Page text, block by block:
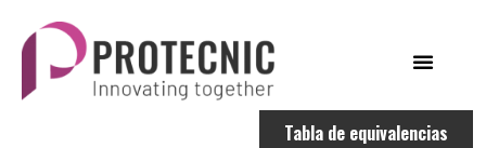
Tabla de equivalencias